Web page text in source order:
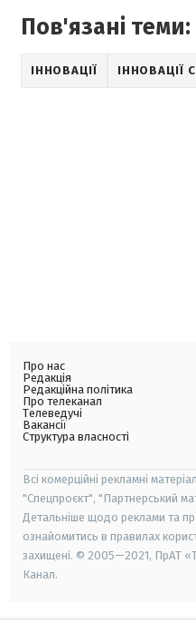
Пов'язані теми:
ІННОВАЦІЇ ІННОВАЦІЇ
Про нас
Редакція
Редакційна політика
Про телеканал
Телеведучі
Вакансії
Структура власності
Всі комерційні рекламні
"Спецпроєкт", "Партнерський
Детальніше щодо реклами та
ознайомитись в правилах
захищені. © 2005—2021, ПрАТ
Канал.